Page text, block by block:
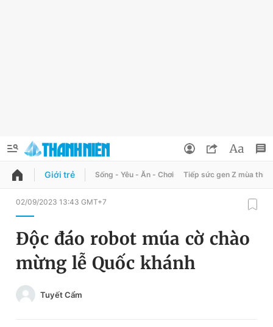
QUẢNG CÁO
Chuyên mục
Chuyên mục khác
Đổi mật khẩu
Tin đã lưu
Tin đã xem
Giới trẻ Sống - Yêu - Ăn - Chơi Tiếp sức gen Z mùa thi
02/09/2023 13:43 GMT+7
Độc đáo robot múa cờ chào
mừng lễ Quốc khánh
Tuyết Cẩm